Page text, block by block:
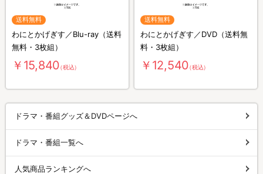
送料無料
わにとかげぎす／Blu-ray（送料
無料・3枚組）
￥15,840（税込）
送料無料
わにとかげぎす／DVD（送料無
料・3枚組）
￥12,540（税込）
ドラマ・番組グッズ＆DVDページへ
ドラマ・番組一覧へ
人気商品ランキングへ